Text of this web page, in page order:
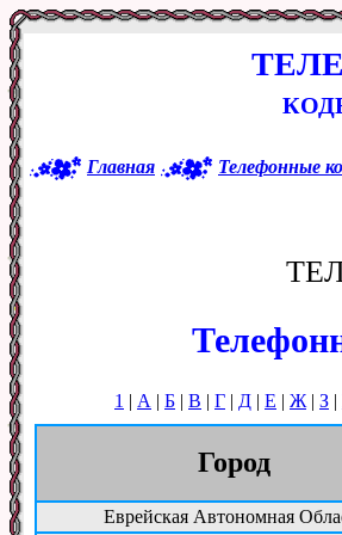
Главная Телефонные
1 | А | Б | В | Г | Д | Е | Ж | З |
Город
Еврейская Автономная